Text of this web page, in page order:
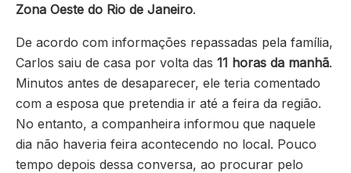
Zona Oeste do Rio de Janeiro.
De acordo com informações repassadas pela família,
Carlos saiu de casa por volta das 11 horas da manhã.
Minutos antes de desaparecer, ele teria comentado
com a esposa que pretendia ir até a feira da região.
No entanto, a companheira informou que naquele
dia não haveria feira acontecendo no local. Pouco
tempo depois dessa conversa, ao procurar pelo